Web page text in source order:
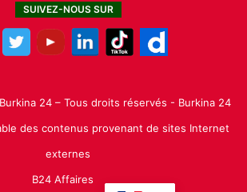
SUIVEZ-NOUS SUR
24 – Tous droits réservés - Burkina 24
des contenus provenant de sites Internet
externes
B24 Affaires